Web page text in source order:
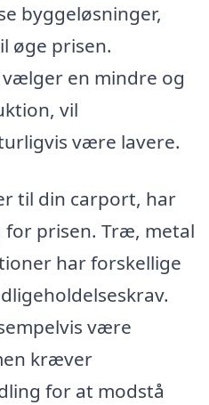
byggeløsninger,
øge prisen.
en mindre og
vil
være lavere.
til din carport, har
prisen. Træ, metal
har forskellige
være
kræver
for at modstå